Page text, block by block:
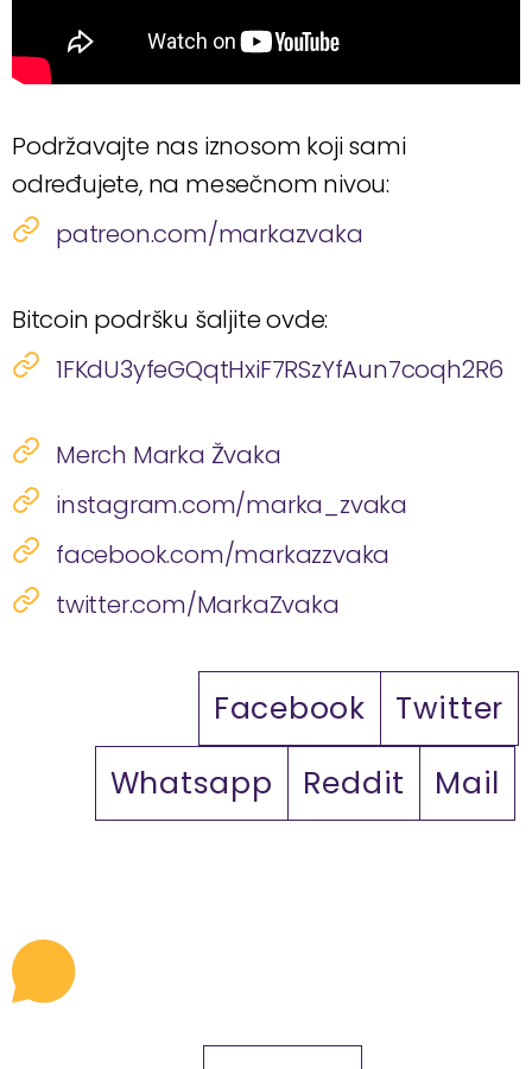
Podržavajte nas iznosom koji sami
određujete, na mesečnom nivou:
patreon.com/markazvaka
Bitcoin podršku šaljite ovde:
1FKdU3yfeGQqtHxiF7RSzYfAun7coqh2R6
Merch Marka Žvaka
instagram.com/marka_zvaka
facebook.com/markazzvaka
twitter.com/MarkaZvaka
Facebook
Twitter
Whatsapp
Reddit Mail